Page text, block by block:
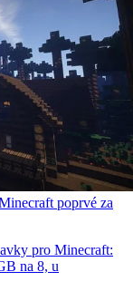
poprvé za
pro Minecraft:
na 8, u